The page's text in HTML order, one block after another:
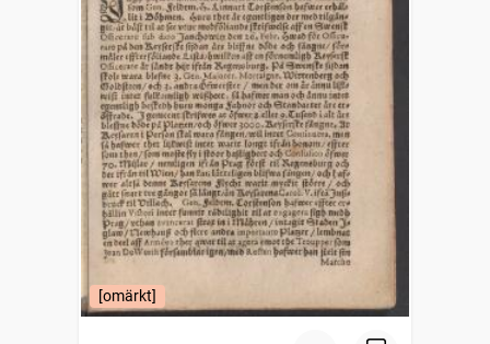
[omärkt]